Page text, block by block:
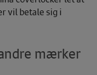
vil betale sig i
mærker